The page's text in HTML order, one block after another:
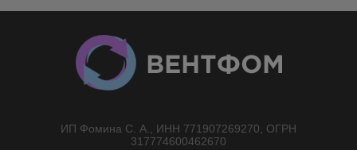
ИП Фомина С. А., ИНН 771907269270, ОГРН
317774600462670